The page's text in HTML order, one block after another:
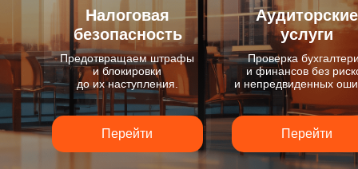
Налоговая
безопасность
Перейти
Предотвращаем штрафы
и блокировки
до их наступления.
Аудиторские
услуги
Перейти
Проверка
и финансов без
и непредвиденных